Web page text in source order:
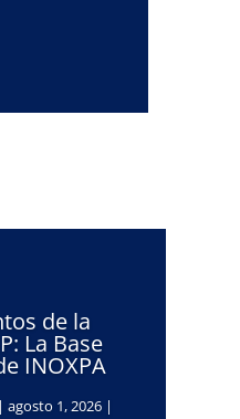
de la
La Base
INOXPA
| agosto 1, 2026|